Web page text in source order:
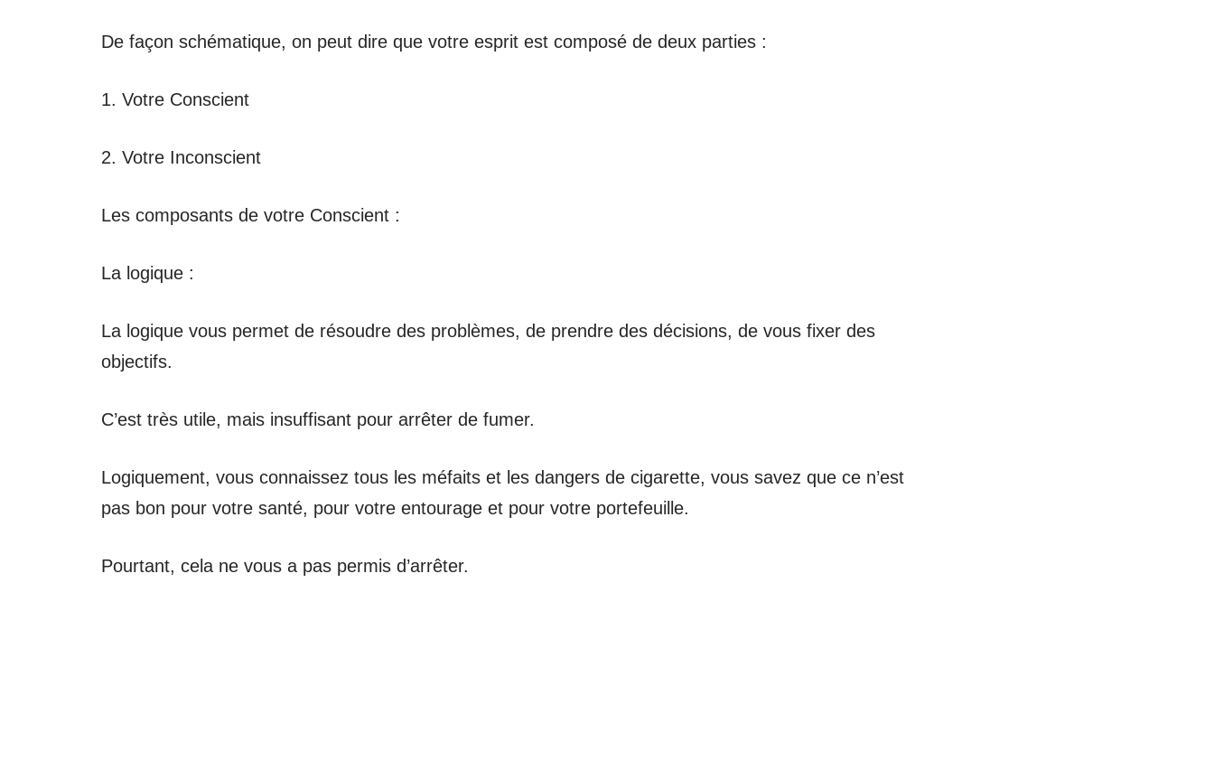
De façon schématique, on peut dire que votre esprit est composé de deux parties :
1. Votre Conscient
2. Votre Inconscient
Les composants de votre Conscient :
La logique :
La logique vous permet de résoudre des problèmes, de prendre des décisions, de vous fixer des
objectifs.
C’est très utile, mais insuffisant pour arrêter de fumer.
Logiquement, vous connaissez tous les méfaits et les dangers de cigarette, vous savez que ce n’est
pas bon pour votre santé, pour votre entourage et pour votre portefeuille.
Pourtant, cela ne vous a pas permis d’arrêter.